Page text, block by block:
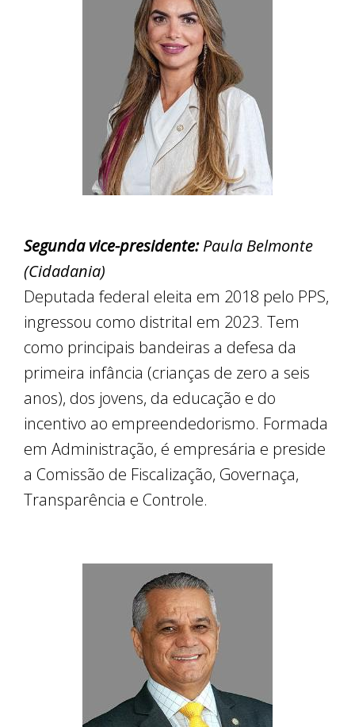
Segunda vice-presidente:Paula Belmonte
(Cidadania)
Deputada federal eleita em 2018 pelo PPS,
ingressou como distrital em 2023. Tem
como principais bandeiras a defesa da
primeira infância (crianças de zero a seis
anos), dos jovens, da educação e do
incentivo ao empreendedorismo. Formada
em Administração, é empresária e preside
a Comissão de Fiscalização, Governaça,
Transparência e Controle.